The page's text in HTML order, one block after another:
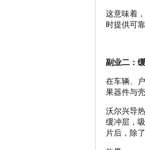
这意味着
时提供可
副业二：
在车辆、
果器件与
沃尔兴导
缓冲层，
片后，除